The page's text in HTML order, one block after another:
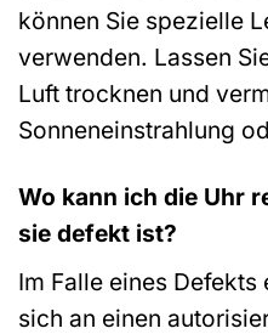
können Sie spezielle
verwenden. Lassen
Luft trocknen und
Sonneneinstrahlung
Wo kann ich die Uhr
sie defekt ist?
Im Falle eines
sich an einen